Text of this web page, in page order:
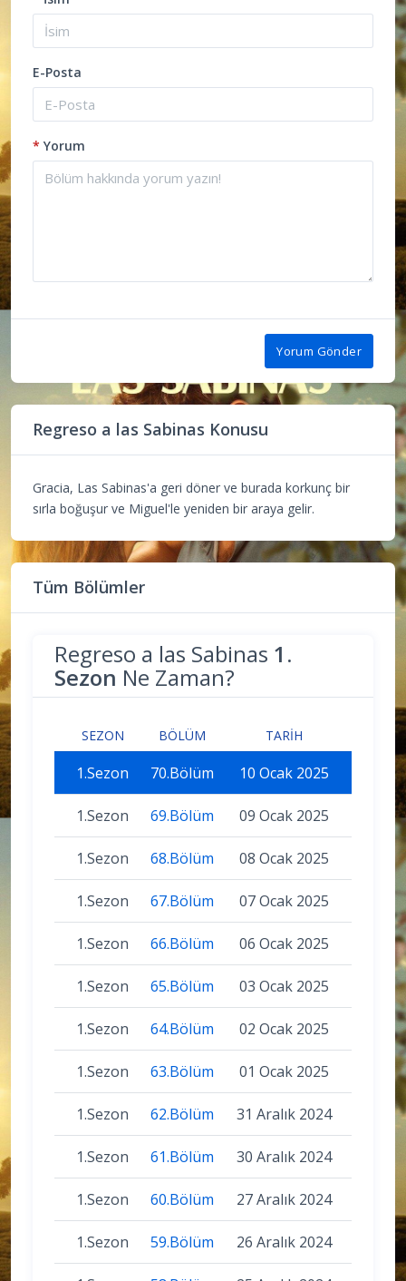
E-Posta
* Yorum
Yorum Gönder
Regreso a las Sabinas Konusu
Gracia, Las Sabinas'a geri döner ve burada korkunç bir
sırla boğuşur ve Miguel'le yeniden bir araya gelir.
Tüm Bölümler
Regreso a las Sabinas 1.
Sezon Ne Zaman?
SEZON BÖLÜM TARIH
1.Sezon 70.Bölüm 10 Ocak 2025
1.Sezon 69.Bölüm 09 Ocak 2025
1.Sezon 68.Bölüm 08 Ocak 2025
1.Sezon 67.Bölüm 07 Ocak 2025
1.Sezon 66.Bölüm 06 Ocak 2025
1.Sezon 65.Bölüm 03 Ocak 2025
1.Sezon 64.Bölüm 02 Ocak 2025
1.Sezon 63.Bölüm 01 Ocak 2025
1.Sezon 62.Bölüm 31 Aralık 2024
1.Sezon 61.Bölüm 30 Aralık 2024
1.Sezon 60.Bölüm 27 Aralık 2024
1.Sezon 59.Bölüm 26 Aralık 2024